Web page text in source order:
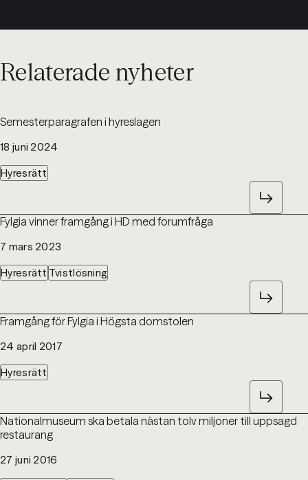
Relaterade nyheter
18 juni 2024
Hyresrätt
Semesterparagrafen i hyreslagen
7 mars 2023
Hyresrätt Tvistlösning
Fylgia vinner framgång i HD med forumfråga
24 april 2017
Hyresrätt
Framgång för Fylgia i Högsta domstolen
27 juni 2016
Nationalmuseum ska betala nästan tolv miljoner till uppsagd
restaurang